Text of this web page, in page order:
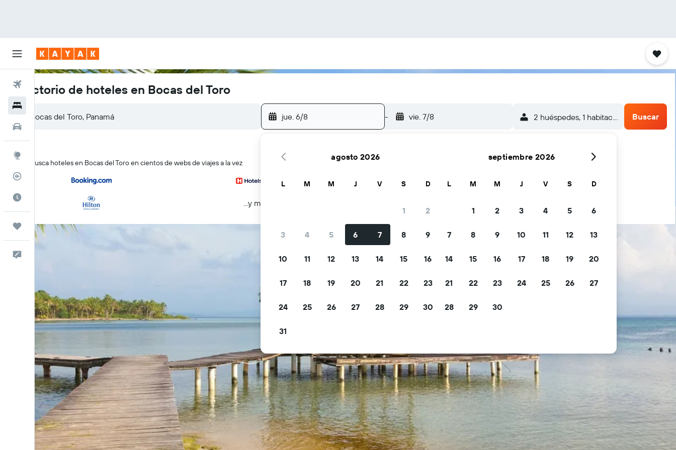
Vuelos
Trips
Directorio de hoteles en Bocas del Toro
jue. 6/8 - vie. 7/8 2 huéspedes, 1 habitación Buscar
KAYAK busca hoteles en Bocas del Toro en cientos de webs de viajes a la vez
...y más
agosto 2026
L M M J V S D
1 2
3 4 5 6 7 8 9
10 11 12 13 14 15 16
17 18 19 20 21 22 23
24 25 26 27 28 29 30
31
septiembre 2026
L M M J V S D
1 2 3 4 5 6
7 8 9 10 11 12 13
14 15 16 17 18 19 20
21 22 23 24 25 26 27
28 29 30